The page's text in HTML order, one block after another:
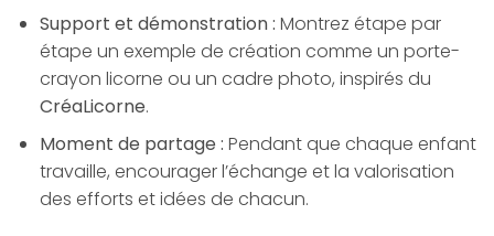
Support et démonstration : Montrez étape par
étape un exemple de création comme un porte-
crayon licorne ou un cadre photo, inspirés du
CréaLicorne.
Moment de partage : Pendant que chaque enfant
travaille, encourager l’échange et la valorisation
des efforts et idées de chacun.